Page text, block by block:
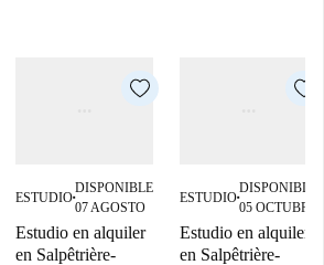
ESTUDIO■
DISPONIBLE
07 AGOSTO
Estudio en alquiler
en Salpêtrière-
ESTUDIO■
DISPONIBLE
05 OCTUBRE
Estudio en alquiler
en Salpêtrière-